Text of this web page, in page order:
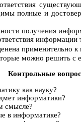
полные и
получения
применительно
можно решить
Контрольные
как науку?
информатики?
смысле?
в информатике?